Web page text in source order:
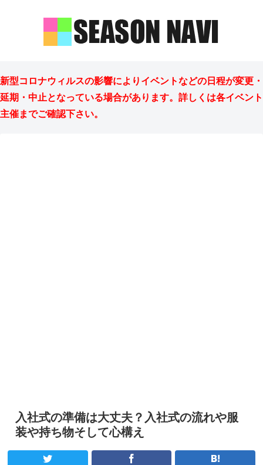
新型コロナウィルスの影響によりイベントなどの日程が変更・
延期・中止となっている場合があります。詳しくは各イベント
主催までご確認下さい。
入社式の準備は大丈夫？入社式の流れや服
装や持ち物そして心構え